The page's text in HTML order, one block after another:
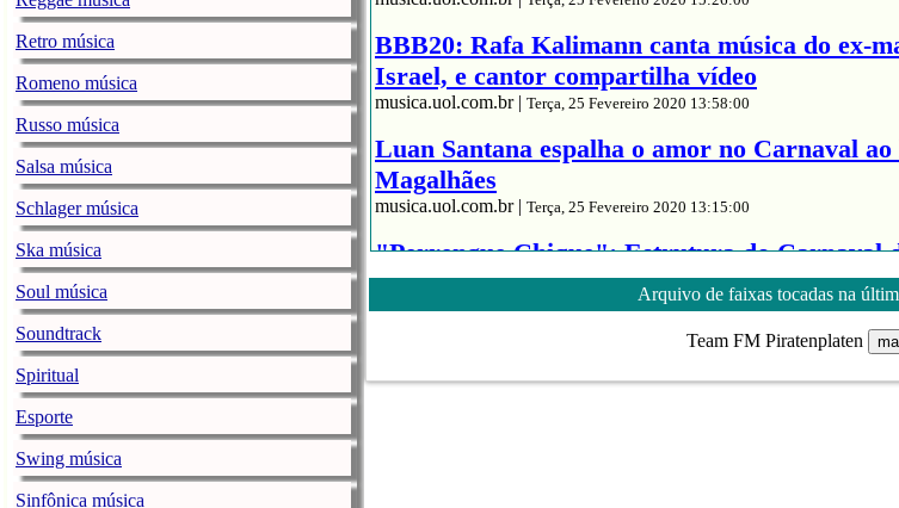
Retro música
Romeno música
Russo música
Salsa música
Schlager música
Ska música
Soul música
Soundtrack
Spiritual
Esporte
Swing música
Sinfônica música
BBB20: Rafa Kalimann canta música do ex-
Israel, e cantor compartilha vídeo
musica.uol.com.br | Terça, 25 Fevereiro 2020 13:58:00
Luan Santana espalha o amor no Carnaval
Magalhães
musica.uol.com.br | Terça, 25 Fevereiro 2020 13:15:00
"Perrengue Chique": Estrutura do Carnaval
show de Gusttavo Lima
musica.uol.com.br |Terça, 25 Fevereiro 2020 12:04:00
Notas roqueiras: Leandro Caçoilo,
musica.uol.com.br |Terça, 25 Fevereiro 2020 11:58:00
Arquivo de faixas tocadas na
Team FM Piratenplaten